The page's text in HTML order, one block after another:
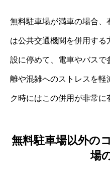
無料駐車場が満車の場合、
は公共交通機関を併用す
設に停めて、電車やバスで
離や混雑へのストレスを軽
ク時にはこの併用が非常に
無料駐車場以外の
場